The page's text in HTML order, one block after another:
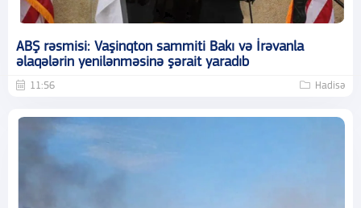
ABŞ rəsmisi: Vaşinqton sammiti Bakı və İrəvanla
əlaqələrin yenilənməsinə şərait yaradıb
11:56 Hadisə